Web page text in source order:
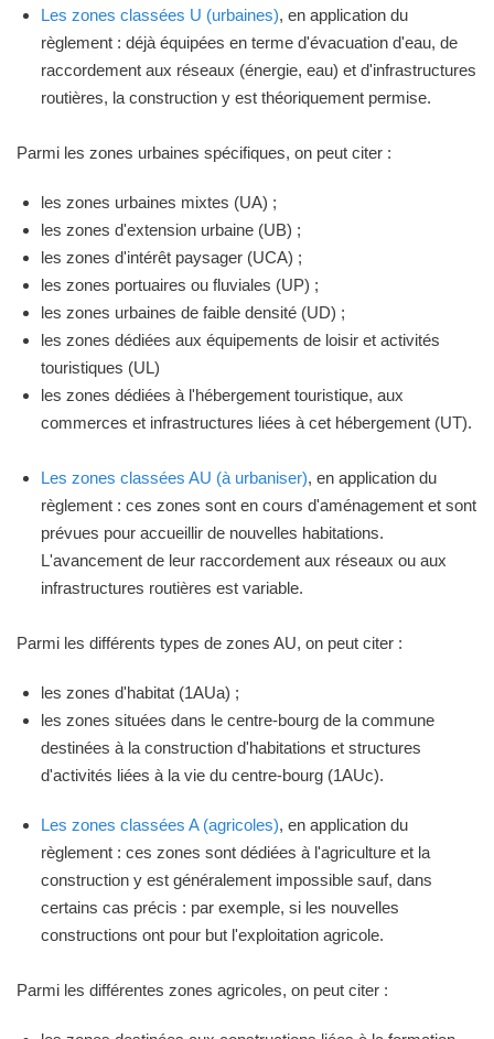
Les zones classées U (urbaines), en application du
règlement : déjà équipées en terme d'évacuation d'eau, de
raccordement aux réseaux (énergie, eau) et d'infrastructures
routières, la construction y est théoriquement permise.
Parmi les zones urbaines spécifiques, on peut citer :
les zones urbaines mixtes (UA) ;
les zones d'extension urbaine (UB) ;
les zones d'intérêt paysager (UCA) ;
les zones portuaires ou fluviales (UP) ;
les zones urbaines de faible densité (UD) ;
les zones dédiées aux équipements de loisir et activités
touristiques (UL)
les zones dédiées à l'hébergement touristique, aux
commerces et infrastructures liées à cet hébergement (UT).
Les zones classées AU (à urbaniser), en application du
règlement : ces zones sont en cours d'aménagement et sont
prévues pour accueillir de nouvelles habitations.
L'avancement de leur raccordement aux réseaux ou aux
infrastructures routières est variable.
Parmi les différents types de zones AU, on peut citer :
les zones d'habitat (1AUa) ;
les zones situées dans le centre-bourg de la commune
destinées à la construction d'habitations et structures
d'activités liées à la vie du centre-bourg (1AUc).
Les zones classées A (agricoles), en application du
règlement : ces zones sont dédiées à l'agriculture et la
construction y est généralement impossible sauf, dans
certains cas précis : par exemple, si les nouvelles
constructions ont pour but l'exploitation agricole.
Parmi les différentes zones agricoles, on peut citer :